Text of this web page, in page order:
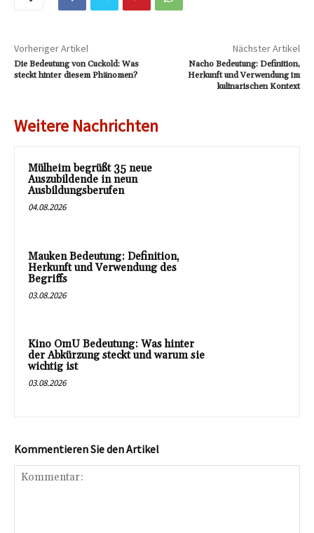
Vorheriger Artikel
Die Bedeutung von Cuckold: Was
steckt hinter diesem Phänomen?
Nächster Artikel
Nacho Bedeutung: Definition,
Herkunft und Verwendung im
kulinarischen Kontext
Weitere Nachrichten
Mülheim begrüßt 35 neue
Auszubildende in neun
Ausbildungsberufen
04.08.2026
Mauken Bedeutung: Definition,
Herkunft und Verwendung des
Begriffs
03.08.2026
Kino OmU Bedeutung: Was hinter
der Abkürzung steckt und warum sie
wichtig ist
03.08.2026
Kommentieren Sie den Artikel